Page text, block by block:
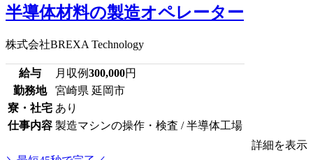
半導体材料の製造オペレーター
株式会社BREXA Technology
給与 月収例300,000円
勤務地
宮崎県 延岡市
寮・社宅 あり
仕事内容 製造マシンの操作・検査 / 半導体工場
詳細を表示